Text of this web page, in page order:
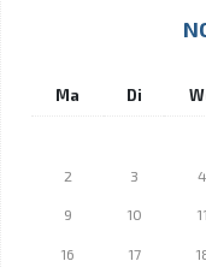
Ma Di
2 3 4
9 10 11
16 17